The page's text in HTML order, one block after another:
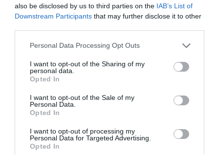
also be disclosed by us to third parties on the IAB’s List of
Downstream Participants that may further disclose it to other
Please note that this website/app uses one or more Google
not limited to your visit or usage behaviour. You may click to
grant or deny consent to Google and its third-party tags to
use your data for below specified purposes in below Google
consent section.
Personal Data Processing Opt Outs
I want to opt-out of the Sharing of my
personal data.
Opted In
I want to opt-out of the Sale of my
Personal Data.
Opted In
I want to opt-out of processing my
Personal Data for Targeted Advertising.
Opted In
Ράγισαν καρδιές στην Εύβοια: Το
τελευταίο «αντίο» στον 36χρονο
επιχειρηματία
07.08.2026 | 19:10